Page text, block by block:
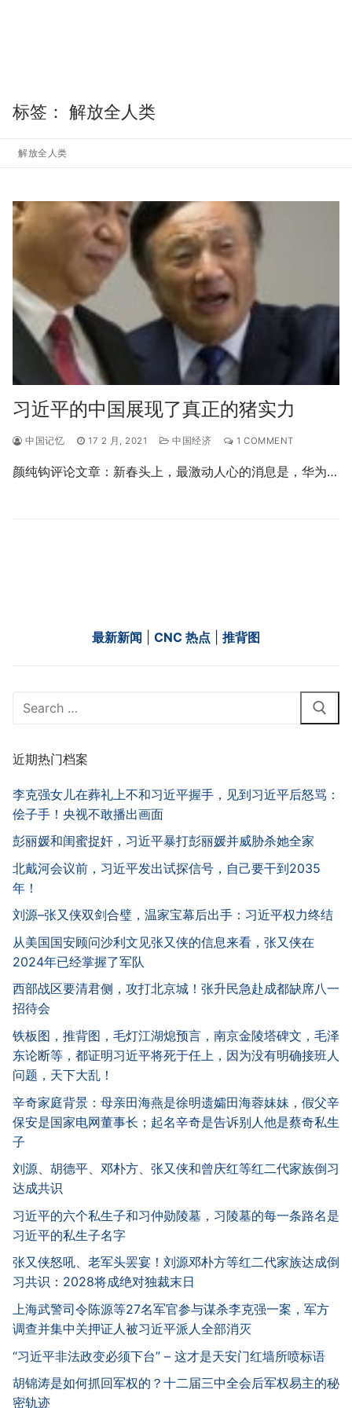
标签： 解放全人类
解放全人类
习近平的中国展现了真正的猪实力
中国记忆 17 2 月, 2021 中国经济 1 COMMENT
颜纯钩评论文章：新春头上，最激动人心的消息是，华为…
最新新闻 CNC 热点 推背图
Search
近期热门档案
李克强女儿在葬礼上不和习近平握手，见到习近平后怒骂：
侩子手！央视不敢播出画面
彭丽媛和闺蜜捉奸，习近平暴打彭丽媛并威胁杀她全家
北戴河会议前，习近平发出试探信号，自己要干到2035
年！
刘源–张又侠双剑合璧，温家宝幕后出手：习近平权力终结
从美国国安顾问沙利文见张又侠的信息来看，张又侠在
2024年已经掌握了军队
西部战区要清君侧，攻打北京城！张升民急赴成都缺席八一
招待会
铁板图，推背图，毛灯江湖熄预言，南京金陵塔碑文，毛泽
东论断等，都证明习近平将死于任上，因为没有明确接班人
问题，天下大乱！
辛奇家庭背景：母亲田海燕是徐明遗孀田海蓉妹妹，假父辛
保安是国家电网董事长；起名辛奇是告诉别人他是蔡奇私生
子
刘源、胡德平、邓朴方、张又侠和曾庆红等红二代家族倒习
达成共识
习近平的六个私生子和习仲勋陵墓，习陵墓的每一条路名是
习近平的私生子名字
张又侠怒吼、老军头罢宴！刘源邓朴方等红二代家族达成倒
习共识：2028将成绝对独裁末日
上海武警司令陈源等27名军官参与谋杀李克强一案，军方
调查并集中关押证人被习近平派人全部消灭
“习近平非法政变必须下台” – 这才是天安门红墙所喷标语
胡锦涛是如何抓回军权的？十二届三中全会后军权易主的秘
密轨迹